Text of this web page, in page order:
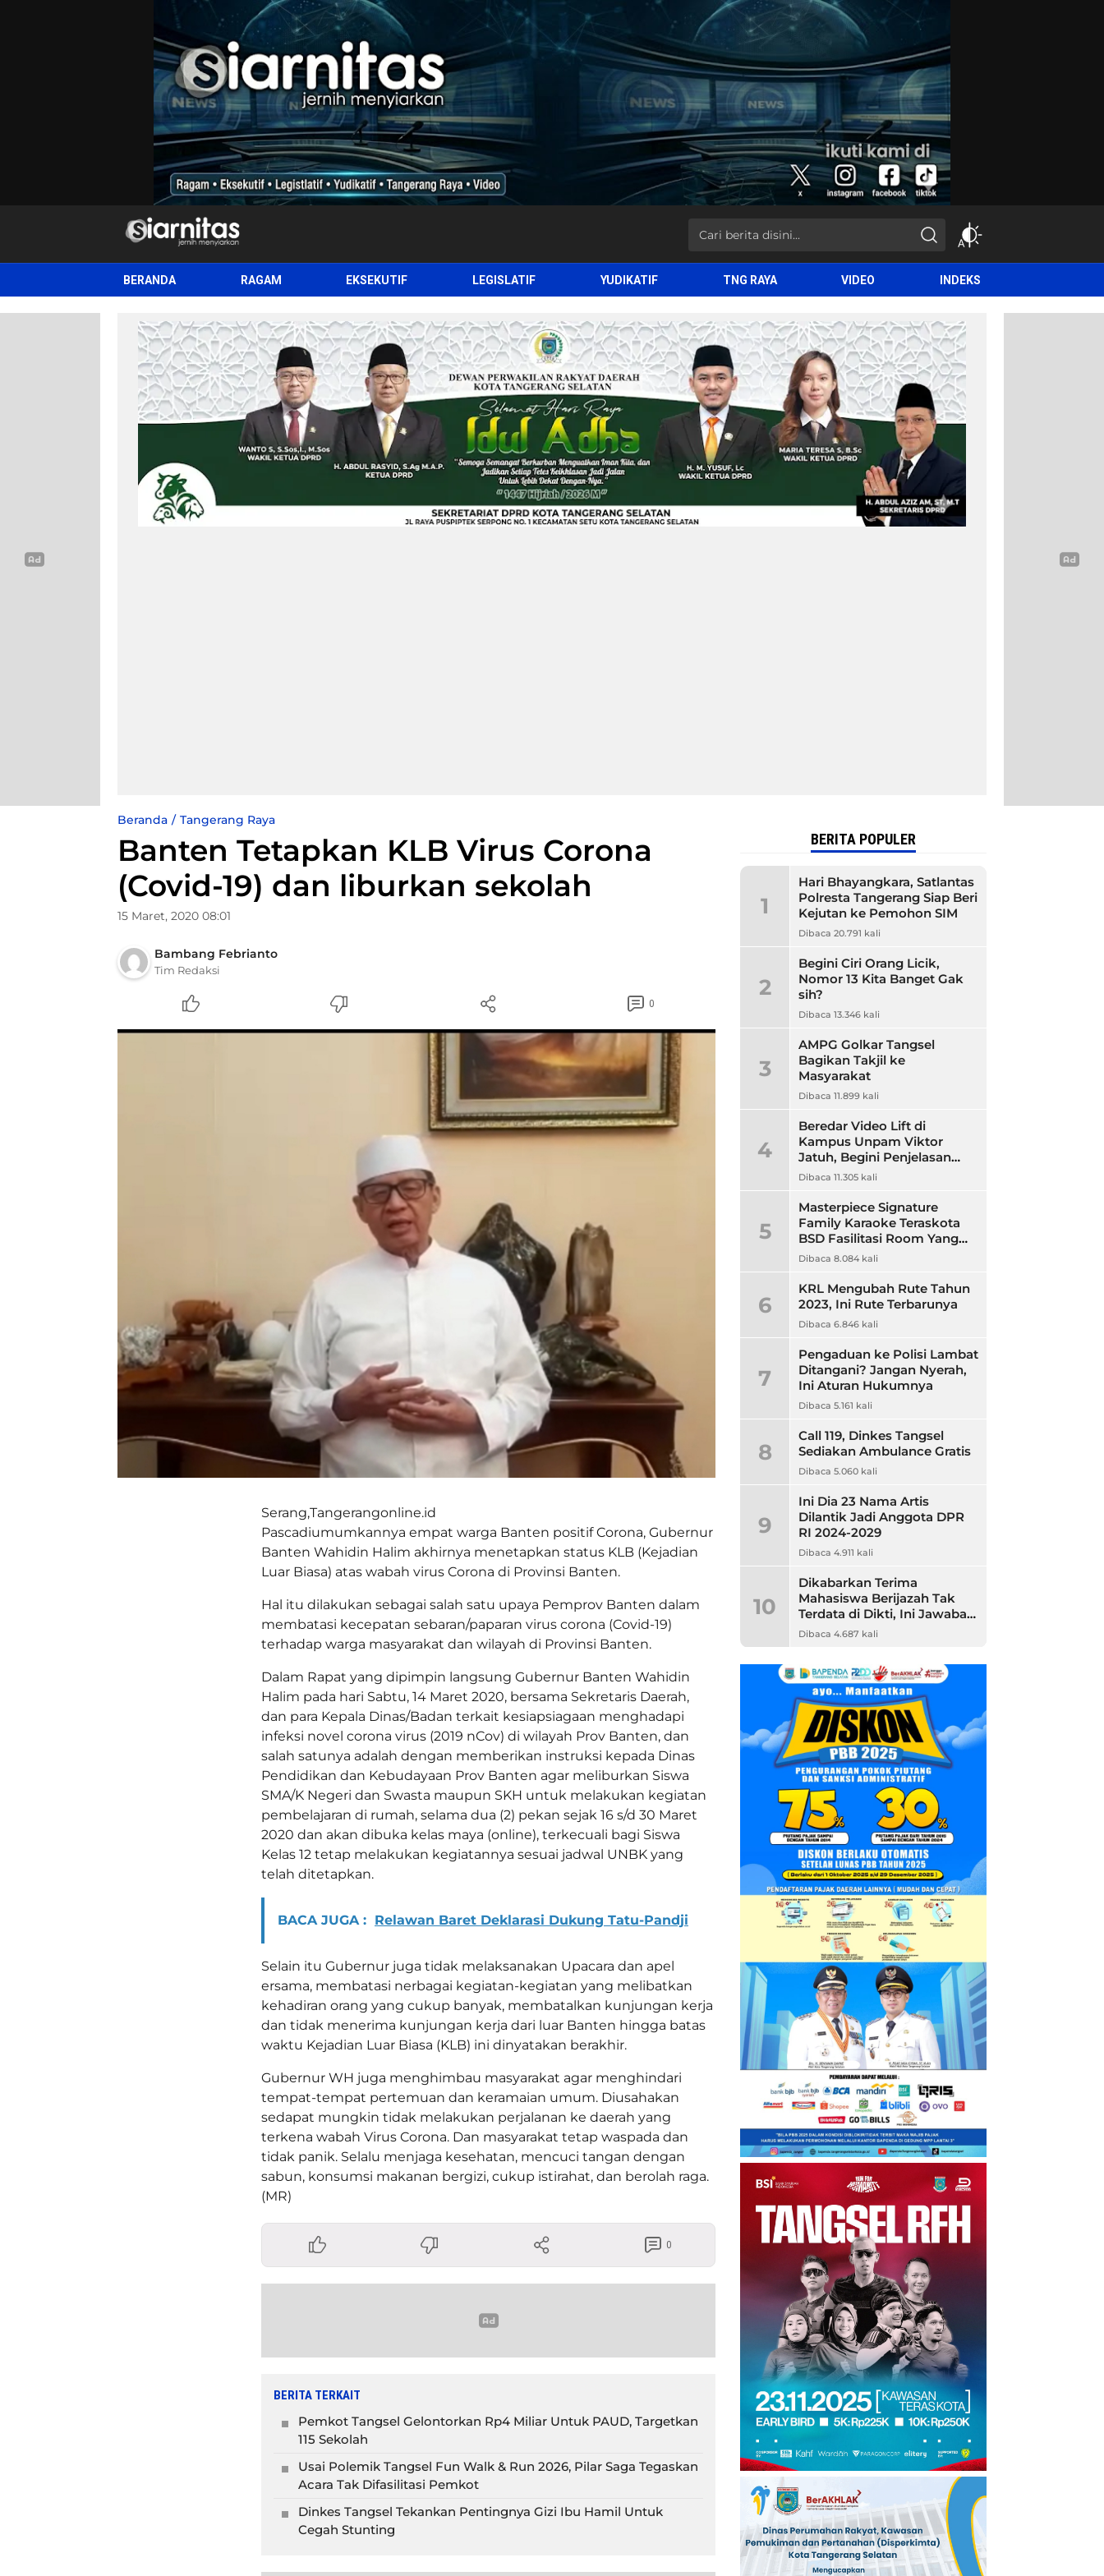
siarnitas
Jernih Menyiarkan
BERANDA RAGAM EKSEKUTIF LEGISLATIF YUDIKATIF TNG RAYA VIDEO INDEKS
Beranda Tangerang Raya
Banten Tetapkan KLB Virus Corona
(Covid-19) dan liburkan sekolah
15 Maret, 2020 08:01
Bambang Febrianto
Tim Redaksi
0
Serang,Tangerangonline.id
Pascadiumumkannya empat warga Banten positif Corona, Gubernur
Banten Wahidin Halim akhirnya menetapkan status KLB (Kejadian
Luar Biasa) atas wabah virus Corona di Provinsi Banten.
Hal itu dilakukan sebagai salah satu upaya Pemprov Banten dalam
membatasi kecepatan sebaran/paparan virus corona (Covid-19)
terhadap warga masyarakat dan wilayah di Provinsi Banten.
Dalam Rapat yang dipimpin langsung Gubernur Banten Wahidin
Halim pada hari Sabtu, 14 Maret 2020, bersama Sekretaris Daerah,
dan para Kepala Dinas/Badan terkait kesiapsiagaan menghadapi
infeksi novel corona virus (2019 nCov) di wilayah Prov Banten, dan
salah satunya adalah dengan memberikan instruksi kepada Dinas
Pendidikan dan Kebudayaan Prov Banten agar meliburkan Siswa
SMA/K Negeri dan Swasta maupun SKH untuk melakukan kegiatan
pembelajaran di rumah, selama dua (2) pekan sejak 16 s/d 30 Maret
2020 dan akan dibuka kelas maya (online), terkecuali bagi Siswa
Kelas 12 tetap melakukan kegiatannya sesuai jadwal UNBK yang
telah ditetapkan.
BACA JUGA : Relawan Baret Deklarasi Dukung Tatu-Pandji
Selain itu Gubernur juga tidak melaksanakan Upacara dan apel
ersama, membatasi nerbagai kegiatan-kegiatan yang melibatkan
kehadiran orang yang cukup banyak, membatalkan kunjungan kerja
dan tidak menerima kunjungan kerja dari luar Banten hingga batas
waktu Kejadian Luar Biasa (KLB) ini dinyatakan berakhir.
Gubernur WH juga menghimbau masyarakat agar menghindari
tempat-tempat pertemuan dan keramaian umum. Diusahakan
sedapat mungkin tidak melakukan perjalanan ke daerah yang
terkena wabah Virus Corona. Dan masyarakat tetap waspada dan
tidak panik. Selalu menjaga kesehatan, mencuci tangan dengan
sabun, konsumsi makanan bergizi, cukup istirahat, dan berolah raga.
(MR)
0
BERITA TERKAIT
Pemkot Tangsel Gelontorkan Rp4 Miliar Untuk PAUD, Targetkan
115 Sekolah
Usai Polemik Tangsel Fun Walk & Run 2026, Pilar Saga Tegaskan
Acara Tak Difasilitasi Pemkot
Dinkes Tangsel Tekankan Pentingnya Gizi Ibu Hamil Untuk
Cegah Stunting
BERITA POPULER
1
Hari Bhayangkara, Satlantas
Polresta Tangerang Siap Beri
Kejutan ke Pemohon SIM
Dibaca 20.791 kali
2
Begini Ciri Orang Licik,
Nomor 13 Kita Banget Gak
sih?
Dibaca 13.346 kali
3
AMPG Golkar Tangsel
Bagikan Takjil ke
Masyarakat
Dibaca 11.899 kali
4
Beredar Video Lift di
Kampus Unpam Viktor
Jatuh, Begini Penjelasan
Rektor Unpam
Dibaca 11.305 kali
5
Masterpiece Signature
Family Karaoke Teraskota
BSD Fasilitasi Room Yang
Nyaman dan Harga
Dibaca 8.084 kali
6
KRL Mengubah Rute Tahun
2023, Ini Rute Terbarunya
Dibaca 6.846 kali
7
Pengaduan ke Polisi Lambat
Ditangani? Jangan Nyerah,
Ini Aturan Hukumnya
Dibaca 5.161 kali
8
Call 119, Dinkes Tangsel
Sediakan Ambulance Gratis
Dibaca 5.060 kali
9
Ini Dia 23 Nama Artis
Dilantik Jadi Anggota DPR
RI 2024-2029
Dibaca 4.911 kali
10
Dikabarkan Terima
Mahasiswa Berijazah Tak
Terdata di Dikti, Ini Jawaban
Unpam
Dibaca 4.687 kali